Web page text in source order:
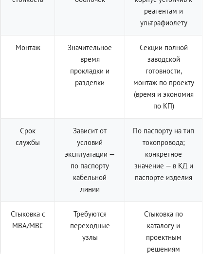
реагентам и
ультрафиолету
Монтаж
Значительное
время
прокладки и
разделки
Секции полной
заводской
готовности,
монтаж по проекту
(время и экономия
по КП)
Срок
службы
Зависит от
условий
эксплуатации —
по паспорту
кабельной
линии
По паспорту на тип
токопровода;
конкретное
значение — в КД и
паспорте изделия
Стыковка с
МВА/МВС
Требуются
переходные
узлы
Стыковка по
каталогу и
проектным
решениям